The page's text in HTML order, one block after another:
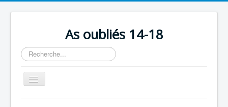
As oubliés 14-18
Rechercher
Basculer
la